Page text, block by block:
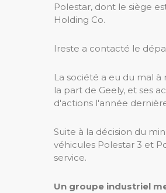
Polestar, dont le siège
Holding Co.
Ireste a contacté le
La société a eu du mal
la part de Geely, et ses
d'actions l'année
Suite à la décision du
véhicules Polestar 3 et
service.
Un groupe industriel